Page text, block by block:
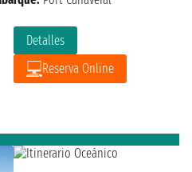
Detalles
Reserva Online